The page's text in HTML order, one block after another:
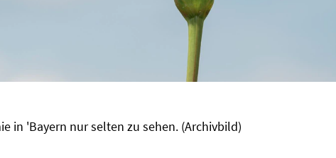
in 'Bayern nur selten zu sehen. (Archivbild)